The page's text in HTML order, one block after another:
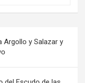
Argollo y Salazar y